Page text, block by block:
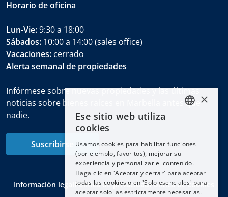
Horario de oficina
Lun-Vie:9:30 a 18:00
Sábados: 10:00 a 14:00 (sales office)
Vacaciones: cerrado
Alerta semanal de propiedades
Infórmese sobre nuevas propiedades y las últimas
noticias sobre bienes raíces en Marbella antes que
nadie.
Suscribirse
Información legal Política de privacidadPolítica de cookies
DEUTSCH
FRANÇAIS
NEDERLANDS
×
Ese sitio web utiliza
cookies
Usamos cookies para habilitar funciones
(por ejemplo, favoritos), mejorar su
experiencia y personalizar el contenido.
Haga clic en 'Aceptar y cerrar' para aceptar
todas las cookies o en 'Solo esenciales' para
aceptar solo las estrictamente necesarias.